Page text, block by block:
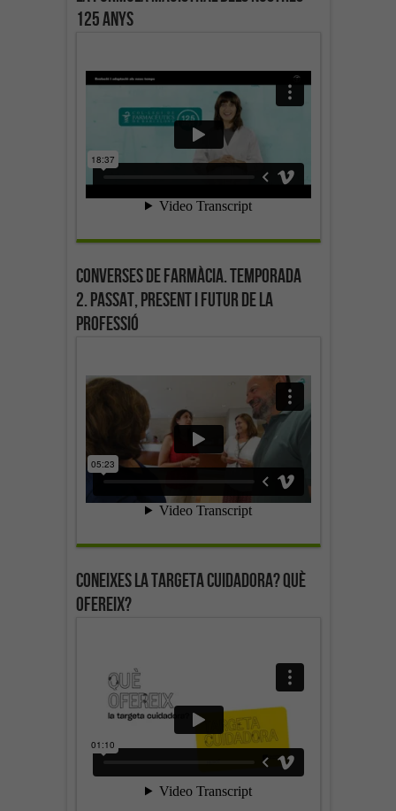
125 anys
Converses de farmàcia. Temporada
2. Passat, present i futur de la
professió
Coneixes la targeta cuidadora? Què
ofereix?